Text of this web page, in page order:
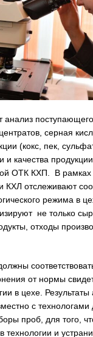
анализ
серная
(кокс, пек,
и качества
ОТК КХП. В рамках
КХЛ отслеживают
режима в
не только
отходы
от нормы
в цехе. Результаты
с технологами
проб, для того,
технологии и